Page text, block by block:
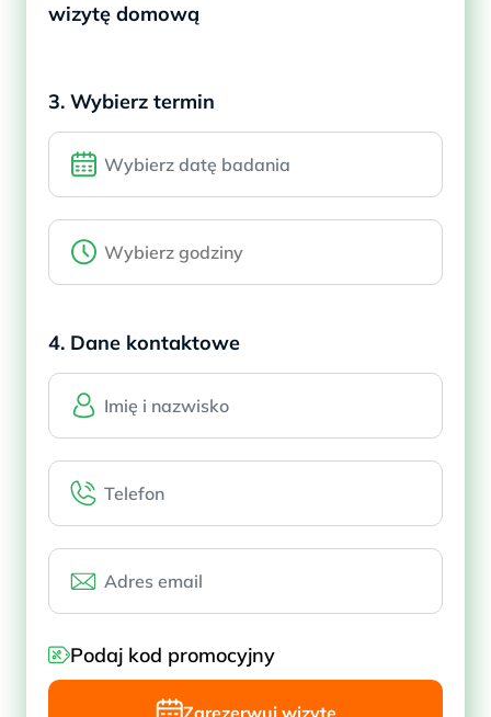
wizytę domową
3. Wybierz termin
4. Dane kontaktowe
Podaj kod promocyjny
Zarezerwuj wizytę